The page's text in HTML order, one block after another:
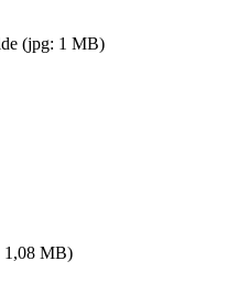
(jpg: 1 MB)
1,08 MB)